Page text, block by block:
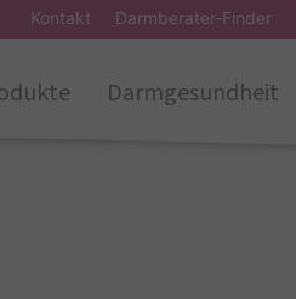
Kontakt Darmberater-Finder
Darmgesundheit